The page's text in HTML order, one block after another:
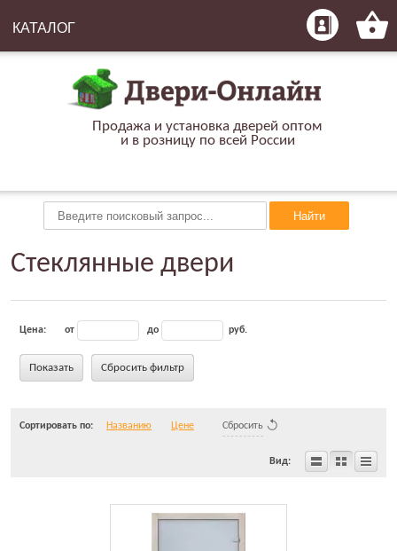
КАТАЛОГ
Продажа и установка дверей оптом
и в розницу по всей России
Найти
Стеклянные двери
Цена: от до руб.
Показать Сбросить фильтр
Сортировать по: Названию Цене Сбросить
Вид: